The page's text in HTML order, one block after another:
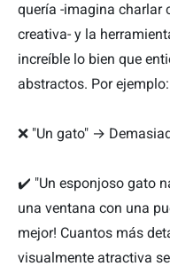
quería -imagina charlar
creativa- y la
increíble lo bien que
abstractos. Por ejemplo:
❌ "Un gato" →
✔️ "Un esponjoso gato
una ventana con una
mejor! Cuantos más
visualmente atractiva